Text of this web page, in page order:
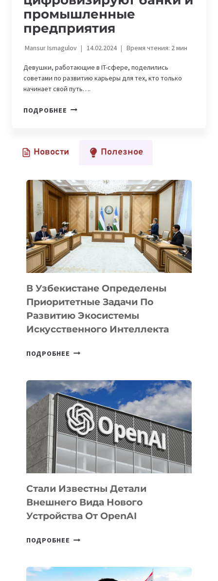
промышленные
предприятия
Mansur Ismagulov 14.02.2024 Время чтения: 2мин
Девушки, работающие в IT-сфере, поделились
советами по развитию карьеры для тех, кто только
начинает свой путь….
ПОДРОБНЕЕ WOMENINTECH.
ЦИФРОВИЗИРУЮТ
ПРОМЫШЛЕННЫЕ
ПРЕДПРИЯТИЯ
Новости Полезное
В Узбекистане Определены
Приоритетные Задачи По
Развитию Экосистемы
Искусственного Интеллекта
ПОДРОБНЕЕ В
ПРИОРИТЕТНЫЕ
ЗАДАЧИ
ПО
РАЗВИТИЮ
ЭКОСИСТЕМЫ
ИСКУССТВЕННОГО
ИНТЕЛЛЕКТА
Стали Известны Детали
Внешнего Вида Нового
Устройства От OpenAI
ПОДРОБНЕЕ СТАЛИ
ВНЕШНЕГО